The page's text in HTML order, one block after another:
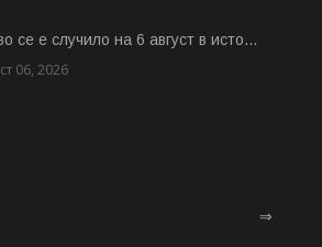
се е случило на 6 август в исто...
06, 2026
⇒